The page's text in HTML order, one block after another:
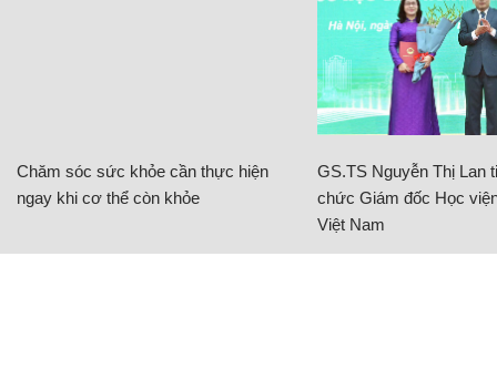
Chăm sóc sức khỏe cần thực hiện
ngay khi cơ thể còn khỏe
GS.TS Nguyễn Thị Lan
chức Giám đốc Học
Việt Nam